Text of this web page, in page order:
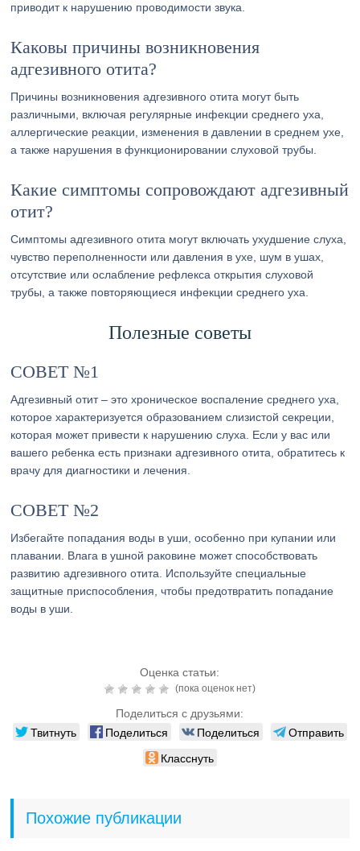
приводит к нарушению проводимости звука.
Каковы причины возникновения
адгезивного отита?
Причины возникновения адгезивного отита могут быть
различными, включая регулярные инфекции среднего уха,
аллергические реакции, изменения в давлении в среднем ухе,
а также нарушения в функционировании слуховой трубы.
Какие симптомы сопровождают адгезивный
отит?
Симптомы адгезивного отита могут включать ухудшение слуха,
чувство переполненности или давления в ухе, шум в ушах,
отсутствие или ослабление рефлекса открытия слуховой
трубы, а также повторяющиеся инфекции среднего уха.
Полезные советы
СОВЕТ №1
Адгезивный отит – это хроническое воспаление среднего уха,
которое характеризуется образованием слизистой секреции,
которая может привести к нарушению слуха. Если у вас или
вашего ребенка есть признаки адгезивного отита, обратитесь к
врачу для диагностики и лечения.
СОВЕТ №2
Избегайте попадания воды в уши, особенно при купании или
плавании. Влага в ушной раковине может способствовать
развитию адгезивного отита. Используйте специальные
защитные приспособления, чтобы предотвратить попадание
воды в уши.
Оценка статьи:
(пока оценок нет)
Поделиться с друзьями:
Твитнуть Поделиться Поделиться
Отправить
Класснуть
Похожие публикации